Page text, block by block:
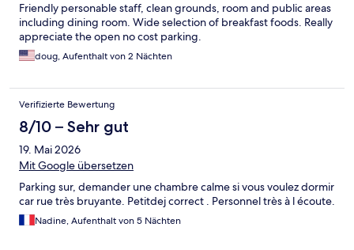
Friendly personable staff, clean grounds, room and public areas
including dining room. Wide selection of breakfast foods. Really
appreciate the open no cost parking.
doug, Aufenthalt von 2 Nächten
Verifizierte Bewertung
8/10 – Sehr gut
19. Mai 2026
Mit Google übersetzen
Parking sur, demander une chambre calme si vous voulez dormir
car rue très bruyante. Petitdej correct . Personnel très à l écoute.
Nadine, Aufenthalt von 5 Nächten